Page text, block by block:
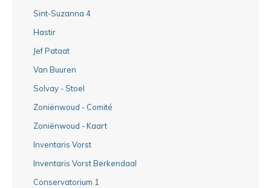
Sint-Suzanna 4
Hastir
Jef Pataat
Van Buuren
Solvay - Stoel
Zoniënwoud - Comité
Zoniënwoud - Kaart
Inventaris Vorst
Inventaris Vorst Berkendaal
Conservatorium 1